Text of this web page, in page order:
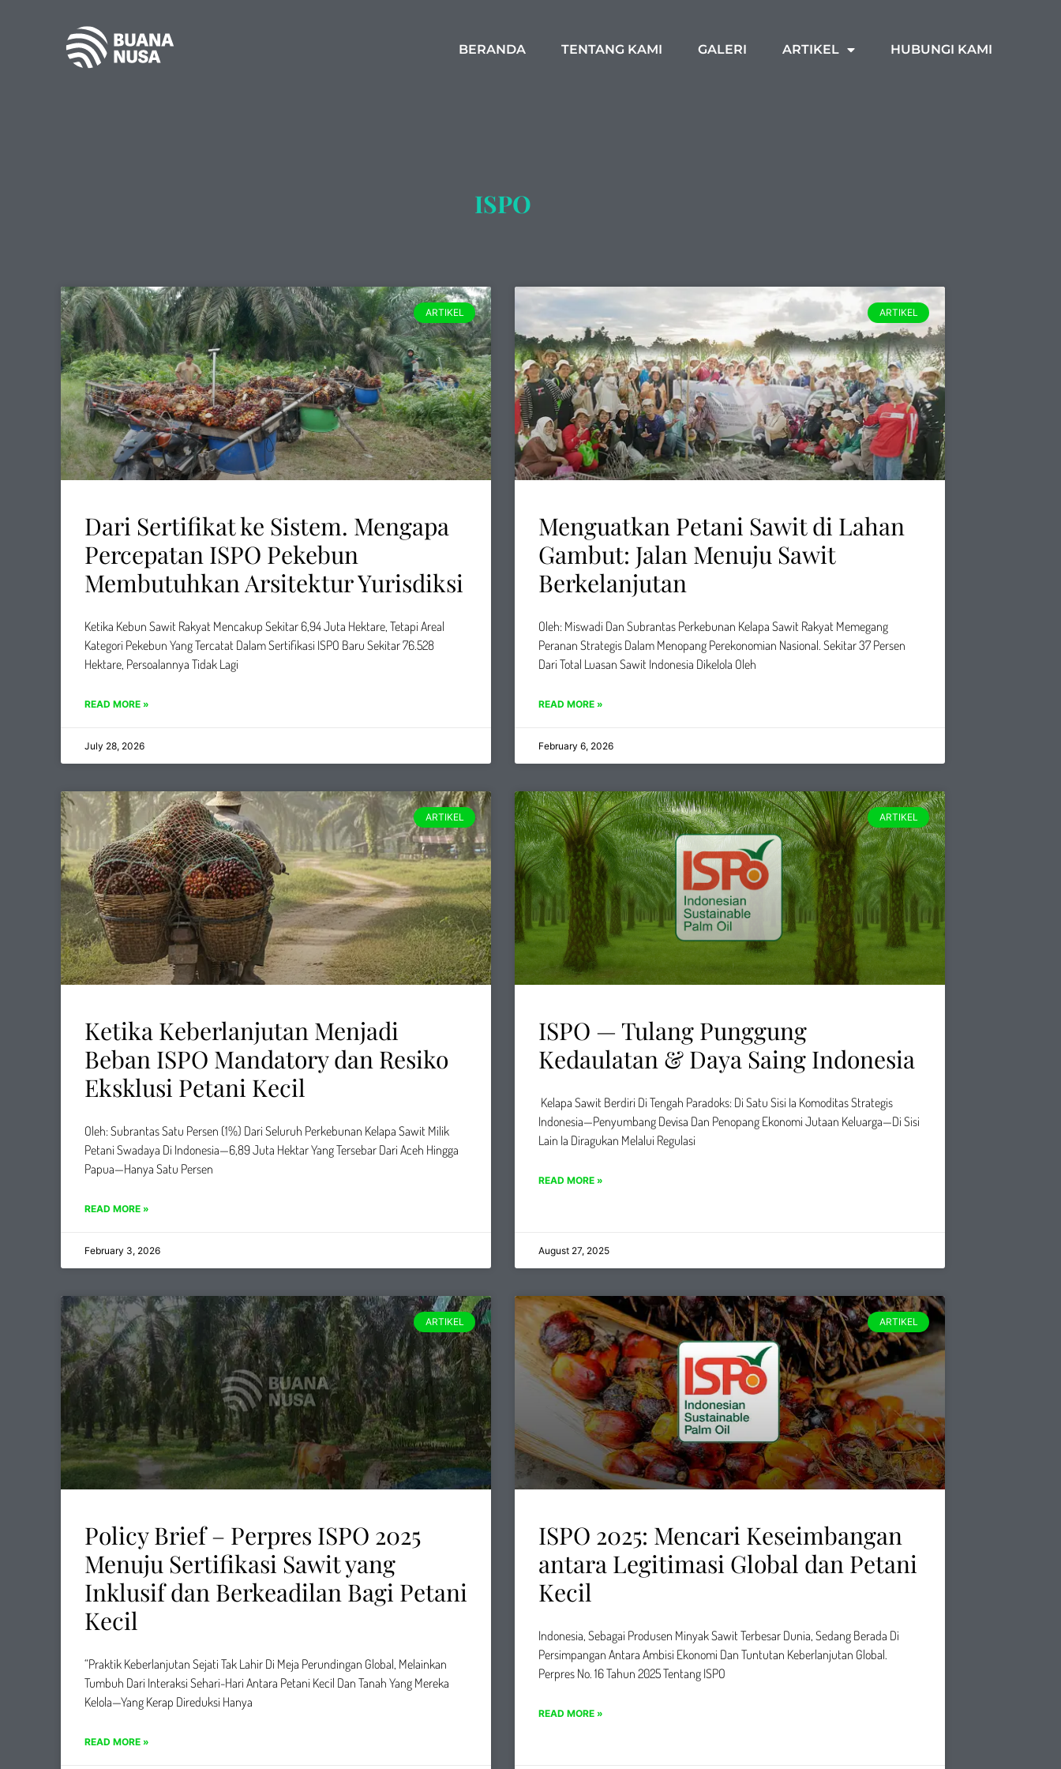
BERANDA TENTANG KAMI GALERI ARTIKEL HUBUNGI KAMI
ISPO
ARTIKEL
Dari Sertifikat ke Sistem. Mengapa
Percepatan ISPO Pekebun
Membutuhkan Arsitektur Yurisdiksi
Ketika Kebun Sawit Rakyat Mencakup Sekitar 6,94 Juta Hektare, Tetapi Areal
Kategori Pekebun Yang Tercatat Dalam Sertifikasi ISPO Baru Sekitar 76.528
Hektare, Persoalannya Tidak Lagi
READ MORE »
July 28, 2026
ARTIKEL
Menguatkan Petani Sawit di Lahan
Gambut: Jalan Menuju Sawit
Berkelanjutan
Oleh: Miswadi Dan Subrantas Perkebunan Kelapa Sawit Rakyat Memegang
Peranan Strategis Dalam Menopang Perekonomian Nasional. Sekitar 37 Persen
Dari Total Luasan Sawit Indonesia Dikelola Oleh
READ MORE »
February 6, 2026
ARTIKEL
Ketika Keberlanjutan Menjadi
Beban ISPO Mandatory dan Resiko
Eksklusi Petani Kecil
Oleh: Subrantas Satu Persen (1%) Dari Seluruh Perkebunan Kelapa Sawit Milik
Petani Swadaya Di Indonesia—6,89 Juta Hektar Yang Tersebar Dari Aceh Hingga
Papua—Hanya Satu Persen
READ MORE »
February 3, 2026
ARTIKEL
ISPO — Tulang Punggung
Kedaulatan & Daya Saing Indonesia
Kelapa Sawit Berdiri Di Tengah Paradoks: Di Satu Sisi Ia Komoditas Strategis
Indonesia—Penyumbang Devisa Dan Penopang Ekonomi Jutaan Keluarga—Di Sisi
Lain Ia Diragukan Melalui Regulasi
READ MORE »
August 27, 2025
ARTIKEL
Policy Brief – Perpres ISPO 2025
Menuju Sertifikasi Sawit yang
Inklusif dan Berkeadilan Bagi Petani
Kecil
“Praktik Keberlanjutan Sejati Tak Lahir Di Meja Perundingan Global, Melainkan
Tumbuh Dari Interaksi Sehari-Hari Antara Petani Kecil Dan Tanah Yang Mereka
Kelola—Yang Kerap Direduksi Hanya
READ MORE »
ARTIKEL
ISPO 2025: Mencari Keseimbangan
antara Legitimasi Global dan Petani
Kecil
Indonesia, Sebagai Produsen Minyak Sawit Terbesar Dunia, Sedang Berada Di
Persimpangan Antara Ambisi Ekonomi Dan Tuntutan Keberlanjutan Global.
Perpres No. 16 Tahun 2025 Tentang ISPO
READ MORE »